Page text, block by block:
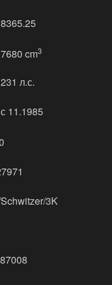
8365.25
7680 cm3
231 л.с.
с 11.1985
3K